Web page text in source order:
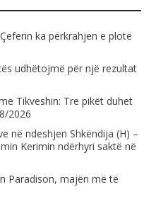
ka përkrahjen e plotë
udhëtojmë për një rezultat
Tikveshin: Tre pikët duhet
2026
në ndeshjen Shkëndija (H) –
Kerimin ndërhyri saktë në
Paradison, majën më të